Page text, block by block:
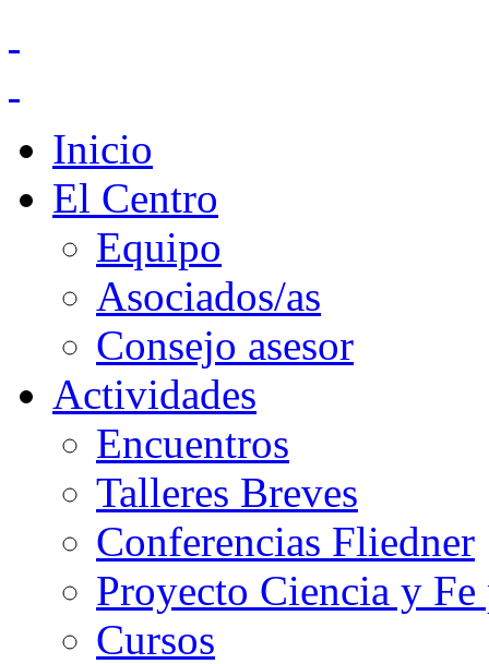
Inicio
El Centro
Equipo
Asociados/as
Consejo asesor
Actividades
Encuentros
Talleres Breves
Conferencias Fliedner
Proyecto Ciencia y
Cursos